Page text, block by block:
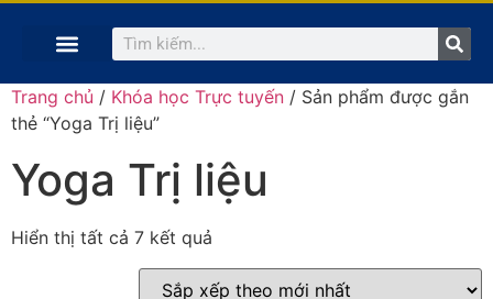
Trang chủ / Khóa học Trực tuyến / Sản phẩm được gắn
thẻ “Yoga Trị liệu”
Yoga Trị liệu
Hiển thị tất cả 7 kết quả